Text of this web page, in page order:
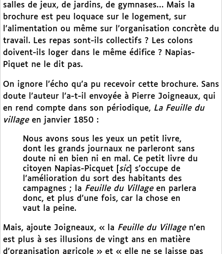
salles de jeux, de jardins, de gymnases… Mais la
brochure est peu loquace sur le logement, sur
l’alimentation ou même sur l’organisation concrète du
travail. Les repas sont-ils collectifs ? Les colons
doivent-ils loger dans le même édifice ? Napias-
Piquet ne le dit pas.
On ignore l’écho qu’a pu recevoir cette brochure. Sans
doute l’auteur l’a-t-il envoyée à Pierre Joigneaux, qui
en rend compte dans son périodique, La Feuille du
villageen janvier 1850 :
Nous avons sous les yeux un petit livre,
dont les grands journaux ne parleront sans
doute ni en bien ni en mal. Ce petit livre du
citoyen Napias-Picquet [ sic] s’occupe de
l’amélioration du sort des habitants des
campagnes ; la Feuille du Village en parlera
donc, et plus d’une fois, car la chose en
vaut la peine.
Mais, ajoute Joigneaux, « la Feuille du Village n’en
est plus à ses illusions de vingt ans en matière
d’organisation agricole » et « elle ne se laisse pas